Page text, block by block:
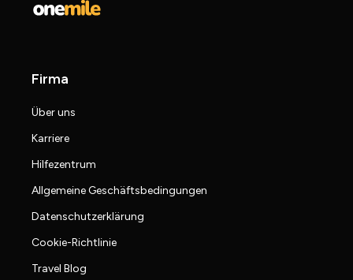
Firma
Über uns
Karriere
Hilfezentrum
Allgemeine Geschäftsbedingungen
Datenschutzerklärung
Cookie-Richtlinie
Travel Blog